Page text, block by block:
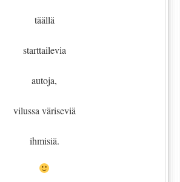
täällä
starttailevia
autoja,
vilussa väriseviä
ihmisiä.